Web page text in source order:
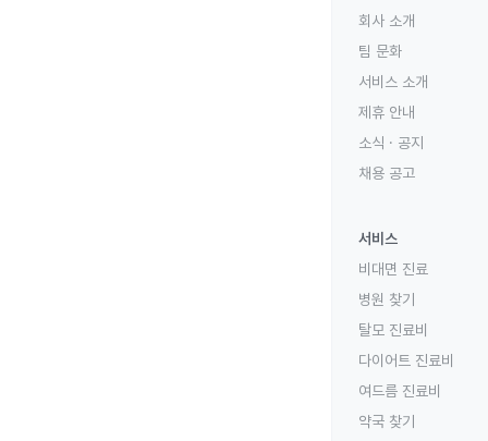
회사 소개
팀 문화
서비스 소개
제휴 안내
소식 · 공지
채용 공고
서비스
비대면 진료
병원 찾기
탈모 진료비
다이어트 진료비
여드름 진료비
약국 찾기